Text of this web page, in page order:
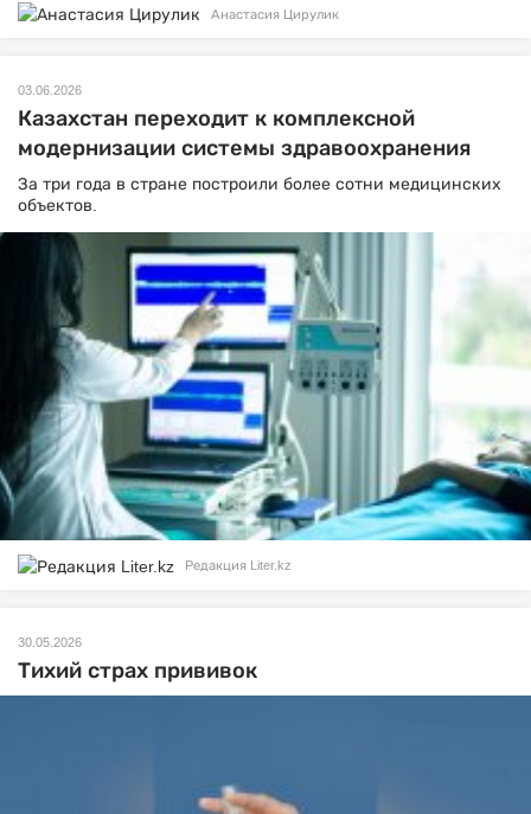
Анастасия Цирулик
03.06.2026
Казахстан переходит к комплексной
модернизации системы здравоохранения
За три года в стране построили более сотни медицинских
объектов.
Редакция Liter.kz
30.05.2026
Тихий страх прививок